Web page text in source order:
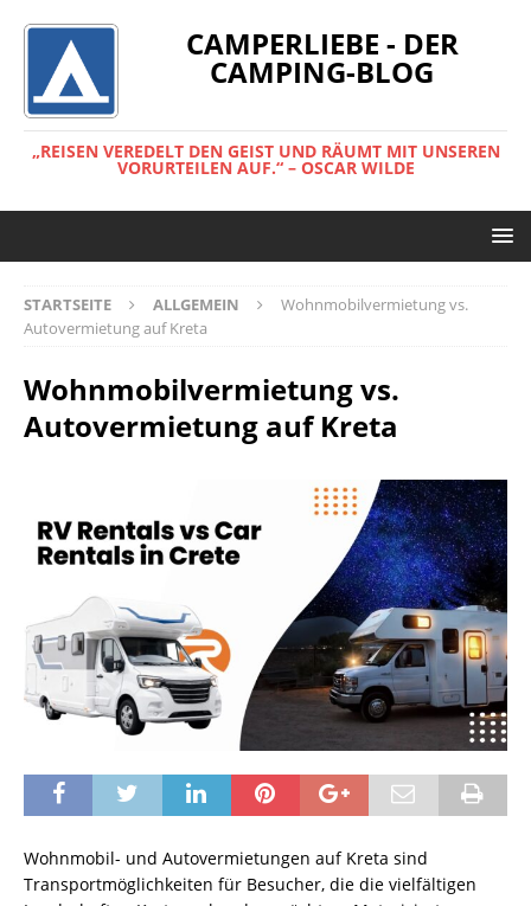
CAMPERLIEBE - DER
CAMPING-BLOG
„REISEN VEREDELT DEN GEIST UND RÄUMT MIT UNSEREN
VORURTEILEN AUF.“ – OSCAR WILDE
STARTSEITE ALLGEMEIN
Wohnmobilvermietung vs.
Autovermietung auf Kreta
Wohnmobilvermietung vs.
Autovermietung auf Kreta
Wohnmobil- und Autovermietungen auf Kreta sind
Transportmöglichkeiten für Besucher, die die vielfältigen